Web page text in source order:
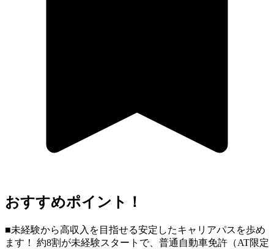
おすすめポイント！
■未経験から高収入を目指せる安定したキャリアパスを歩め
ます！ 約8割が未経験スタートで、普通自動車免許（AT限定